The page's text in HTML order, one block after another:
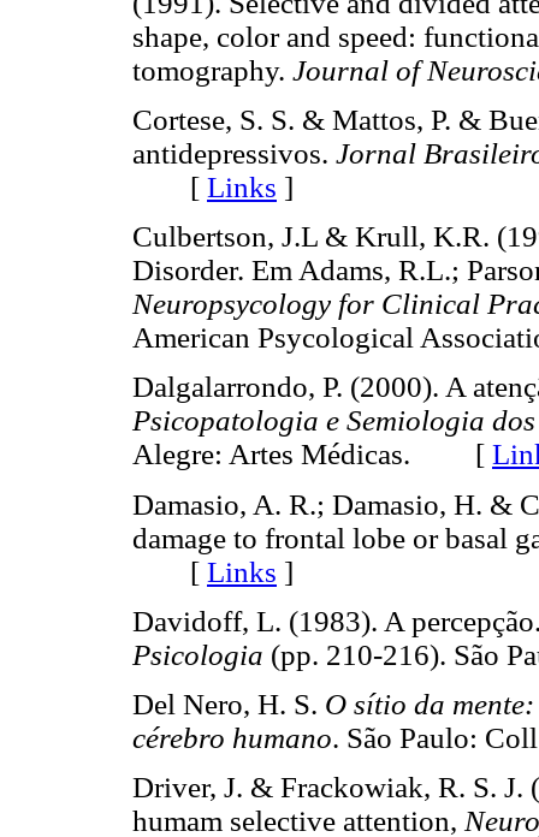
shape, color and speed:
tomography. Journal of
Cortese, S. S. & Mattos, P. &
antidepressivos. Jornal
[ Links ]
Culbertson, J.L & Krull, K.R.
Disorder. Em Adams, R.L.;
Neuropsycology for Clinical
American Psycological
Dalgalarrondo, P. (2000). A
Psicopatologia e Semiologia
Alegre: Artes Médicas. [
Damasio, A. R.; Damasio, H. &
damage to frontal lobe or basal
[ Links ]
Davidoff, L. (1983). A
Psicologia (pp. 210-216).
Del Nero, H. S. O sítio da
cérebro humano. São Paulo:
Driver, J. & Frackowiak, R. S. J.
humam selective attention,